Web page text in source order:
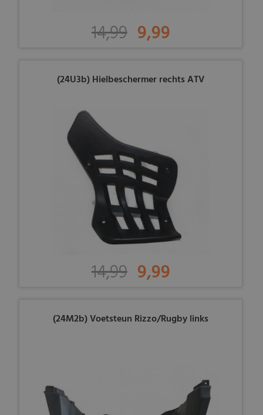
14,99 9,99
(24U3b) Hielbeschermer rechts ATV
14,99 9,99
(24M2b) Voetsteun Rizzo/Rugby links